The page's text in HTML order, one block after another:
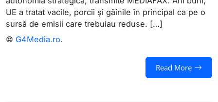
UE a tratat vacile, porcii și găinile în principal ca pe o
sursă de emisii care trebuiau reduse. […]
© G4Media.ro.
Read More